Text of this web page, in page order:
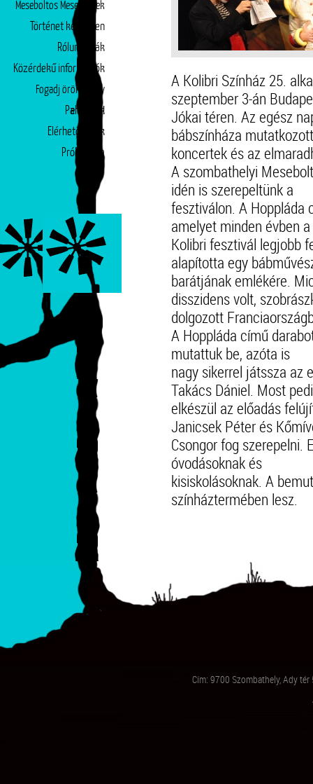
Meseboltos Mesepéntek
Történet képekben
Rólunk írták
Közérdekű információk
Fogadj örökbe egy
előadást!
Partnerek
Elérhetőségek
Próbatábla
A Kolibri Színház 25.
szeptember 3-án
Jókai téren. Az egész
bábszínháza
koncertek és az
A szombathelyi
idén is szerepeltünk a
fesztiválon. A Hoppláda
amelyet minden évben a
Kolibri fesztivál legjobb
alapította egy
barátjának emlékére.
disszidens volt,
dolgozott
A Hoppláda című
mutattuk be, azóta is
nagy sikerrel játssza az
Takács Dániel. Most
elkészül az előadás
Janicsek Péter és
Csongor fog szerepelni.
óvodásoknak és
kisiskolásoknak. A
színháztermében lesz.
Cím: 9700 Szombathely, Ady